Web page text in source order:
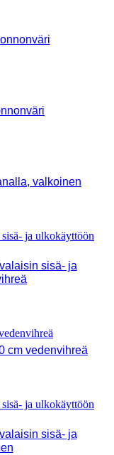
valkoinen
sisä- ja
cm vedenvihreä
sisä- ja